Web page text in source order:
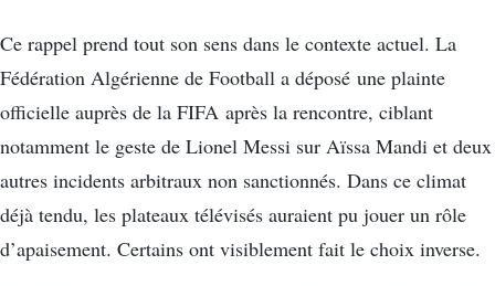
Ce rappel prend tout son sens dans le contexte actuel. La
Fédération Algérienne de Football a déposé une plainte
officielle auprès de la FIFA après la rencontre, ciblant
notamment le geste de Lionel Messi sur Aïssa Mandi et deux
autres incidents arbitraux non sanctionnés. Dans ce climat
déjà tendu, les plateaux télévisés auraient pu jouer un rôle
d’apaisement. Certains ont visiblement fait le choix inverse.